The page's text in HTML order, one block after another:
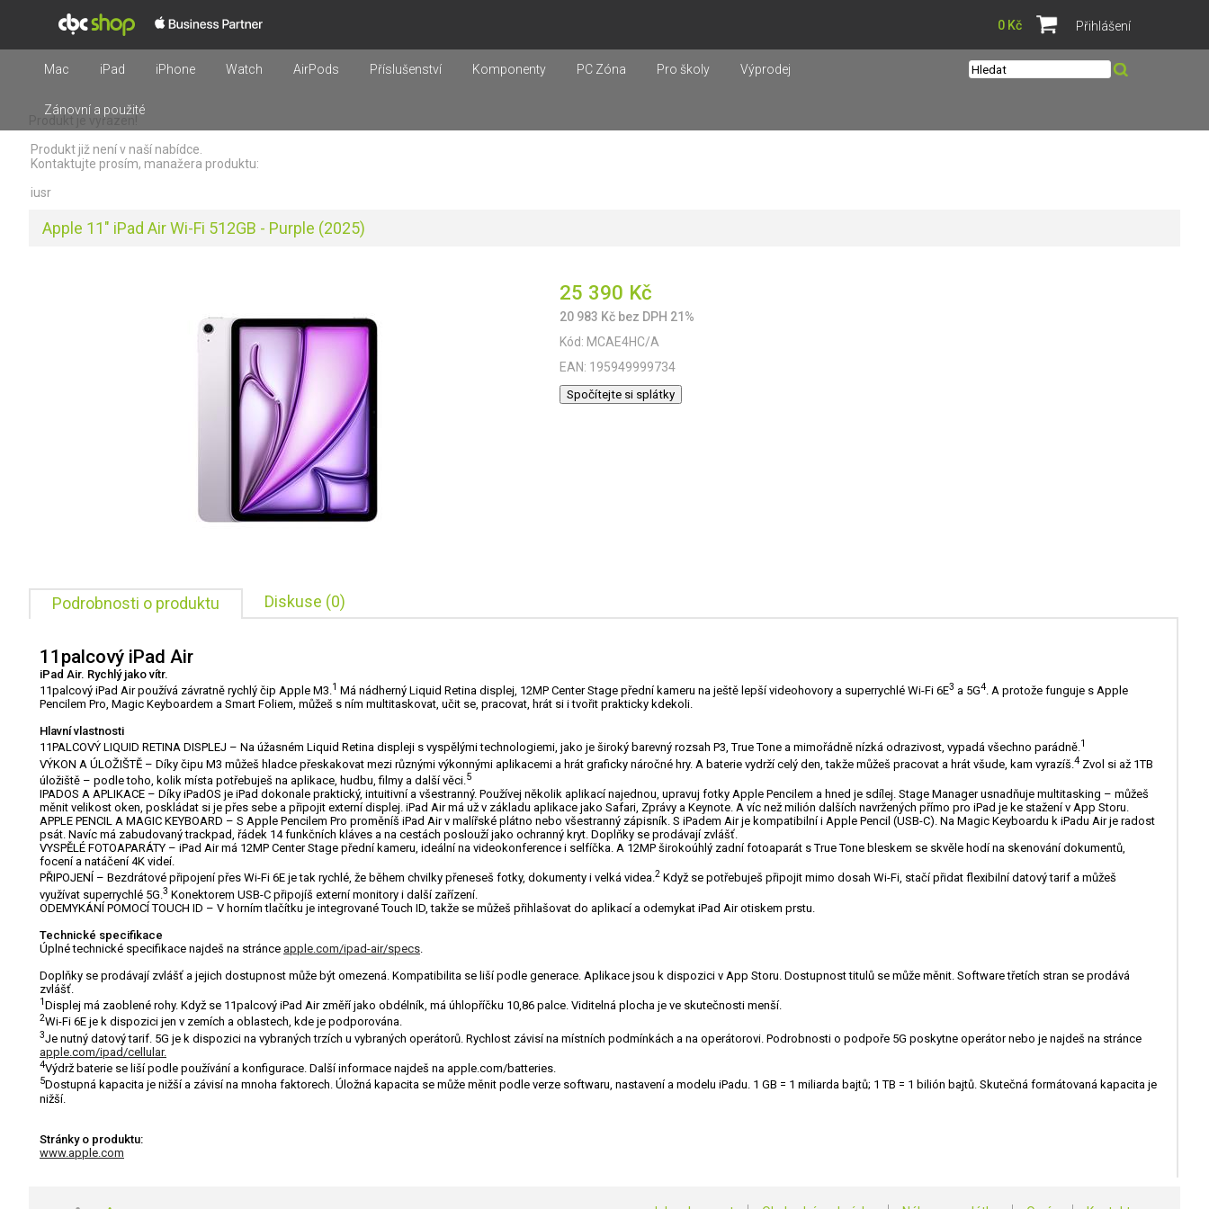
Produkt je vyřazen!
Produkt již není v naší nabídce.
Kontaktujte prosím, manažera produktu:
iusr
Apple 11" iPad Air Wi-Fi 512GB - Purple (2025)
25 390 Kč
20 983 Kč bez DPH 21%
Kód: MCAE4HC/A
EAN: 195949999734
Spočítejte si splátky
Podrobnosti o produktu Diskuse (0)
11palcový iPad Air
iPad Air. Rychlý jako vítr.
11palcový iPad Air používá závratně rychlý čip Apple M3.1 Má nádherný Liquid Retina displej, 12MP Center Stage přední kameru na ještě lepší videohovory a superrychlé Wi-Fi 6E3 a 5G4. A protože funguje s Apple
Pencilem Pro, Magic Keyboardem a Smart Foliem, můžeš s ním multitaskovat, učit se, pracovat, hrát si i tvořit prakticky kdekoli.
Hlavní vlastnosti
11PALCOVÝ LIQUID RETINA DISPLEJ – Na úžasném Liquid Retina displeji s vyspělými technologiemi, jako je široký barevný rozsah P3, True Tone a mimořádně nízká odrazivost, vypadá všechno parádně.1
VÝKON A ÚLOŽIŠTĚ – Díky čipu M3 můžeš hladce přeskakovat mezi různými výkonnými aplikacemi a hrát graficky náročné hry. A baterie vydrží celý den, takže můžeš pracovat a hrát všude, kam vyrazíš. 4 Zvol si až 1TB
úložiště – podle toho, kolik místa potřebuješ na aplikace, hudbu, filmy a další věci.5
IPADOS A APLIKACE – Díky iPadOS je iPad dokonale praktický, intuitivní a všestranný. Používej několik aplikací najednou, upravuj fotky Apple Pencilem a hned je sdílej. Stage Manager usnadňuje multitasking – můžeš
měnit velikost oken, poskládat si je přes sebe a připojit externí displej. iPad Air má už v základu aplikace jako Safari, Zprávy a Keynote. A víc než milión dalších navržených přímo pro iPad je ke stažení v App Storu.
APPLE PENCIL A MAGIC KEYBOARD – S Apple Pencilem Pro proměníš iPad Air v malířské plátno nebo všestranný zápisník. S iPadem Air je kompatibilní i Apple Pencil (USB-C). Na Magic Keyboardu k iPadu Air je radost
psát. Navíc má zabudovaný trackpad, řádek 14 funkčních kláves a na cestách poslouží jako ochranný kryt. Doplňky se prodávají zvlášť.
VYSPĚLÉ FOTOAPARÁTY – iPad Air má 12MP Center Stage přední kameru, ideální na videokonference i selfíčka. A 12MP širokoúhlý zadní fotoaparát s True Tone bleskem se skvěle hodí na skenování dokumentů,
focení a natáčení 4K videí.
PŘIPOJENÍ – Bezdrátové připojení přes Wi-Fi 6E je tak rychlé, že během chvilky přeneseš fotky, dokumenty i velká videa.2 Když se potřebuješ připojit mimo dosah Wi-Fi, stačí přidat flexibilní datový tarif a můžeš
využívat superrychlé 5G. 3 Konektorem USB-C připojíš externí monitory i další zařízení.
ODEMYKÁNÍ POMOCÍ TOUCH ID – V horním tlačítku je integrované Touch ID, takže se můžeš přihlašovat do aplikací a odemykat iPad Air otiskem prstu.
Technické specifikace
Úplné technické specifikace najdeš na stránce apple.com/ipad-air/specs
Doplňky se prodávají zvlášť a jejich dostupnost může být omezená. Kompatibilita se liší podle generace. Aplikace jsou k dispozici v App Storu. Dostupnost titulů se může měnit. Software třetích stran se prodává
zvlášť.
1Displej má zaoblené rohy. Když se 11palcový iPad Air změří jako obdélník, má úhlopříčku 10,86 palce. Viditelná plocha je ve skutečnosti menší.
2Wi-Fi 6E je k dispozici jen v zemích a oblastech, kde je podporována.
3Je nutný datový tarif. 5G je k dispozici na vybraných trzích u vybraných operátorů. Rychlost závisí na místních podmínkách a na operátorovi. Podrobnosti o podpoře 5G poskytne operátor nebo je najdeš na stránce
apple.com/ipad/cellular.
4Výdrž baterie se liší podle používání a konfigurace. Další informace najdeš na apple.com/batteries.
5Dostupná kapacita je nižší a závisí na mnoha faktorech. Úložná kapacita se může měnit podle verze softwaru, nastavení a modelu iPadu. 1 GB = 1 miliarda bajtů; 1 TB = 1 bilión bajtů. Skutečná formátovaná kapacita je
nižší.
Stránky o produktu:
www.apple.com
Přihlášení
0 Kč
Mac iPad iPhone Watch AirPods Příslušenství Komponenty PC Zóna Pro školy Výprodej
Zánovní a použité